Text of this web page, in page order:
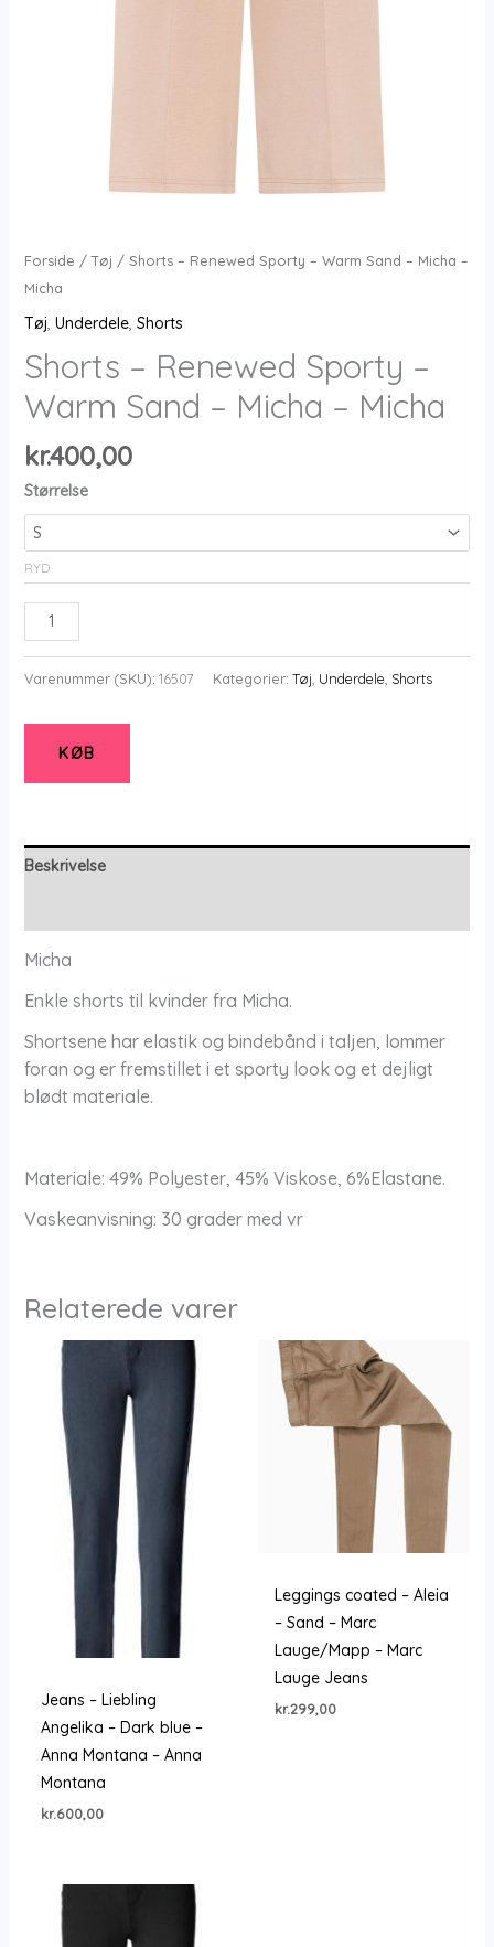
Forside /Tøj / Shorts – Renewed Sporty – Warm Sand – Micha –
Micha
Tøj, Underdele, Shorts
Shorts – Renewed Sporty –
Warm Sand – Micha – Micha
kr.400,00
Størrelse
RYD
Shorts
-
Renewed
-
Warm
Sand
-
Varenummer (SKU): 16507 Kategorier: Tøj Underdele Shorts
KØB
Beskrivelse
Micha
Enkle shorts til kvinder fra Micha.
Shortsene har elastik og bindebånd i taljen, lommer
foran og er fremstillet i et sporty look og et dejligt
blødt materiale.
Materiale: 49% Polyester, 45% Viskose, 6%Elastane.
Vaskeanvisning: 30 grader med vr
Relaterede varer
Jeans – Liebling
Angelika – Dark blue –
Anna Montana – Anna
Montana
kr.600,00
Leggings coated – Aleia
– Sand – Marc
Lauge/Mapp – Marc
Lauge Jeans
kr.299,00